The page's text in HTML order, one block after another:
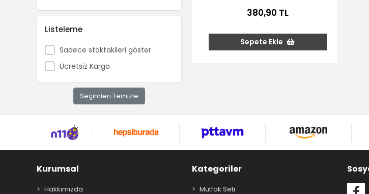
Listeleme
Sadece stoktakileri göster
Ücretsiz Kargo
Seçimleri Temizle
380,90 TL
Sepete Ekle
Kurumsal
Hakkımızda
Kategoriler
Mutfak Seti